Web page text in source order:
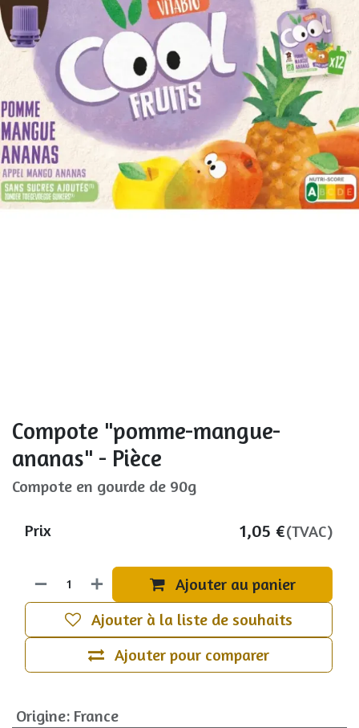
Compote "pomme-mangue-
ananas" - Pièce
Compote en gourde de 90g
Ajouter au panier
Ajouter pour comparer
Ajouter à la liste de souhaits
Prix 1,05 €(TVAC)
Origine: France